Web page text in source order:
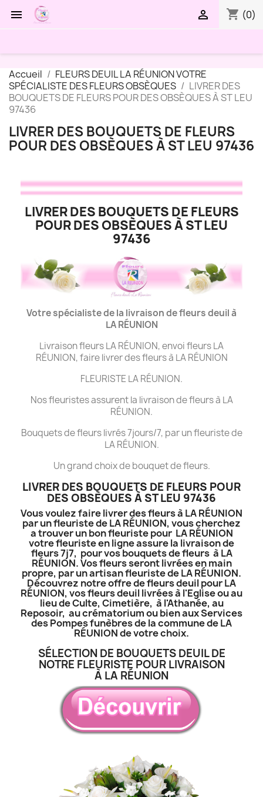
 shopping_cart (0)

Accueil
FLEURS DEUIL LA RÉUNION VOTRE
SPÉCIALISTE DES FLEURS OBSÈQUES
LIVRER DES
BOUQUETS DE FLEURS POUR DES OBSÈQUES À ST LEU
97436
LIVRER DES BOUQUETS DE FLEURS
POUR DES OBSÈQUES À ST LEU 97436
LIVRER DES BOUQUETS DE FLEURS
POUR DES OBSÈQUES À ST LEU
97436
Votre spécialiste de la livraison de fleurs deuil à
LARÉUNION
Livraison fleurs LA RÉUNION, envoi fleurs LA
RÉUNION, faire livrer des fleurs à LA RÉUNION
FLEURISTE LA RÉUNION.
Nos fleuristes assurent la livraison de fleurs à LA
RÉUNION.
Bouquets de fleurs livrés 7jours/7, par un fleuriste de
LA RÉUNION.
Un grand choix de bouquet de fleurs.
LIVRER DES BOUQUETS DE FLEURS POUR
DES OBSÈQUES À ST LEU 97436
Vous voulez faire livrer des fleurs à LA RÉUNION
par un fleuriste de LA RÉUNION, vous cherchez
a trouver un bon fleuriste pour LA RÉUNION
votre fleuriste en ligne assure la livraison de
fleurs 7j7, pour vos bouquets de fleurs à LA
RÉUNION. Vos fleurs seront livrées en main
propre, par un artisan fleuriste de LA RÉUNION.
Découvrez notre offre de fleurs deuil pour LA
RÉUNION, vos fleurs deuil livrées à l'Eglise ou au
lieu de Culte, Cimetière, à l'Athanée, au
Reposoir, au crématorium ou bien aux Services
des Pompes funèbres de la commune de LA
RÉUNION de votre choix.
SÉLECTION DE BOUQUETS DEUIL DE
NOTRE FLEURISTE POUR LIVRAISON
À LA RÉUNION